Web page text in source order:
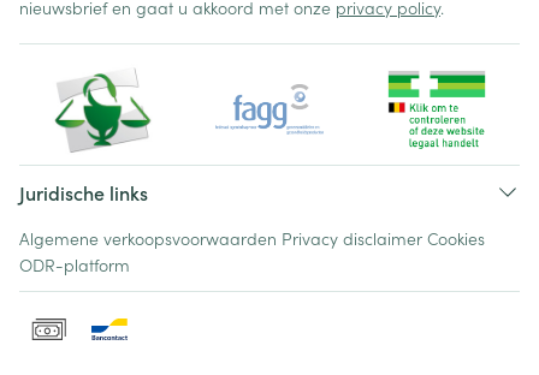
nieuwsbrief en gaat u akkoord met onze privacy policy.
Juridische links
Algemene verkoopsvoorwaarden Privacy disclaimer Cookies
ODR-platform